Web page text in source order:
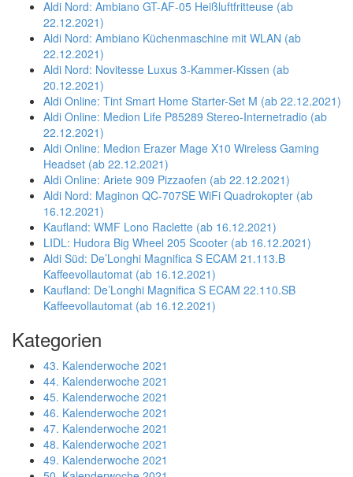
Aldi Nord: Ambiano GT-AF-05 Heißluftfritteuse (ab
22.12.2021)
Aldi Nord: Ambiano Küchenmaschine mit WLAN (ab
22.12.2021)
Aldi Nord: Novitesse Luxus 3-Kammer-Kissen (ab
20.12.2021)
Aldi Online: Tint Smart Home Starter-Set M (ab 22.12.2021)
Aldi Online: Medion Life P85289 Stereo-Internetradio (ab
22.12.2021)
Aldi Online: Medion Erazer Mage X10 Wireless Gaming
Headset (ab 22.12.2021)
Aldi Online: Ariete 909 Pizzaofen (ab 22.12.2021)
Aldi Nord: Maginon QC-707SE WiFi Quadrokopter (ab
16.12.2021)
Kaufland: WMF Lono Raclette (ab 16.12.2021)
LIDL: Hudora Big Wheel 205 Scooter (ab 16.12.2021)
Aldi Süd: De’Longhi Magnifica S ECAM 21.113.B
Kaffeevollautomat (ab 16.12.2021)
Kaufland: De’Longhi Magnifica S ECAM 22.110.SB
Kaffeevollautomat (ab 16.12.2021)
Kategorien
43. Kalenderwoche 2021
44. Kalenderwoche 2021
45. Kalenderwoche 2021
46. Kalenderwoche 2021
47. Kalenderwoche 2021
48. Kalenderwoche 2021
49. Kalenderwoche 2021